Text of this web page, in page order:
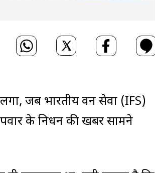
जब भारतीय वन सेवा (IFS)
के निधन की खबर सामने